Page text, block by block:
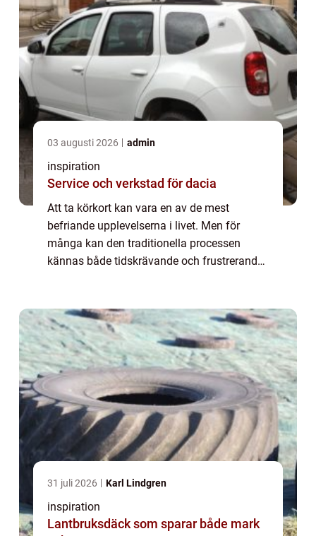
03 augusti 2026 admin
inspiration
Service och verkstad för dacia
Att ta körkort kan vara en av de mest
befriande upplevelserna i livet. Men för
många kan den traditionella processen
kännas både tidskrävande och frustrerande.
31 juli 2026 Karl Lindgren
inspiration
Lantbruksdäck som sparar både mark